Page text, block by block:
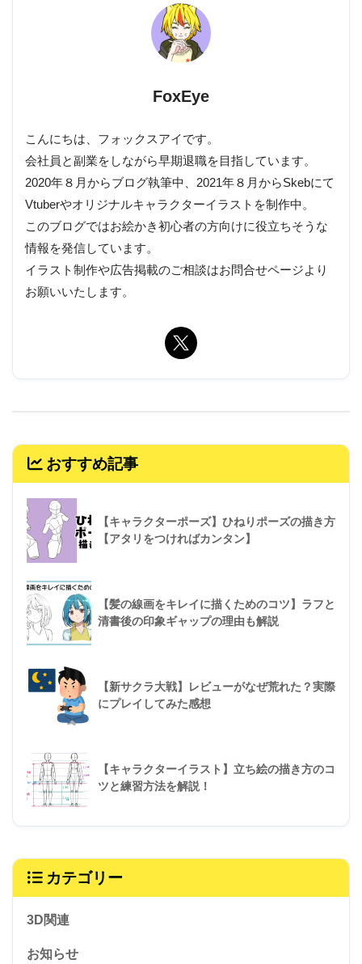
FoxEye
こんにちは、フォックスアイです。
会社員と副業をしながら早期退職を目指しています。
2020年８月からブログ執筆中、2021年８月からSkebにて
Vtuberやオリジナルキャラクターイラストを制作中。
このブログではお絵かき初心者の方向けに役立ちそうな
情報を発信しています。
イラスト制作や広告掲載のご相談はお問合せページより
お願いいたします。
おすすめ記事
【キャラクターポーズ】ひねりポーズの描き方
【アタリをつければカンタン】
【髪の線画をキレイに描くためのコツ】ラフと
清書後の印象ギャップの理由も解説
【新サクラ大戦】レビューがなぜ荒れた？実際
にプレイしてみた感想
【キャラクターイラスト】立ち絵の描き方のコ
ツと練習方法を解説！
カテゴリー
3D関連
お知らせ